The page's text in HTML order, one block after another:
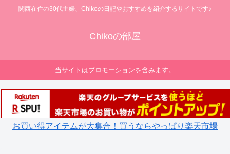
関西在住の30代主婦、Chikoの日記やおすすめを紹介するサイトです♪
Chikoの部屋
当サイトはプロモーションを含みます。
お買い得アイテムが大集合！買うならやっぱり楽天市場